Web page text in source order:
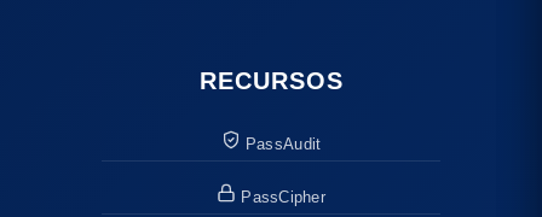
RECURSOS
PassAudit
PassCipher